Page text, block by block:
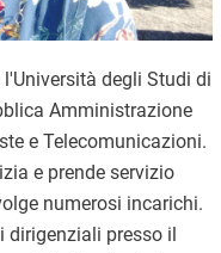
degli Studi di
Amministrazione
e Telecomunicazioni.
e prende servizio
numerosi incarichi.
presso il